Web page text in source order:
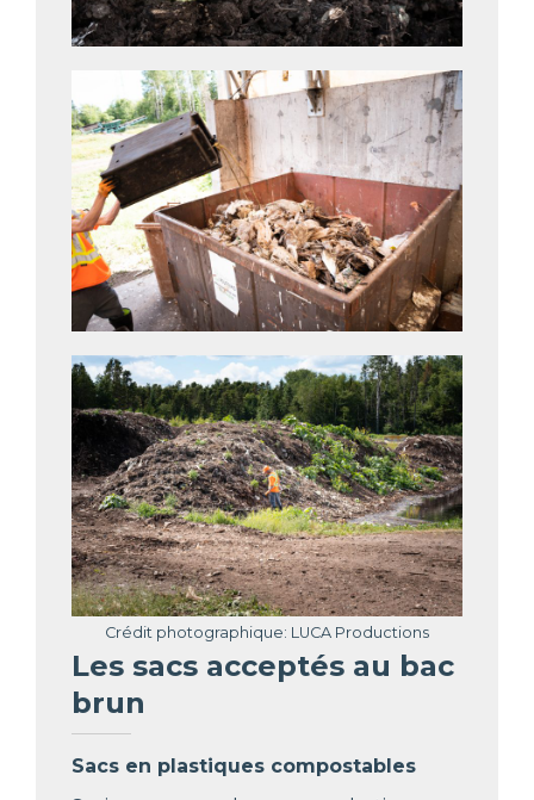
Crédit photographique: LUCA Productions
Les sacs acceptés au bac
brun
Sacs en plastiques compostables